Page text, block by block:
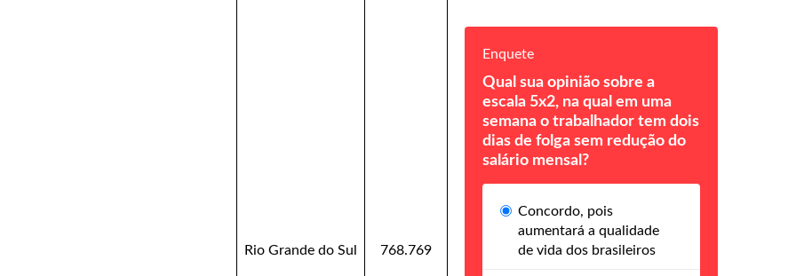
Rio Grande do Sul 768.769
Enquete
Qual sua opinião sobre a
escala 5x2, na qual em uma
semana o trabalhador tem dois
dias de folga sem redução do
salário mensal?
Concordo, pois
aumentará a qualidade
de vida dos brasileiros